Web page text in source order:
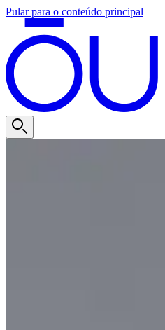
Pular para o conteúdo principal